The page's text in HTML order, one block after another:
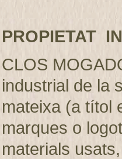
PROPIETAT
CLOS
industrial de la
mateixa (a títol
marques o
materials